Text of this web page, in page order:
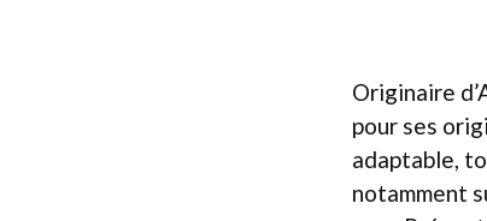
Originaire
pour ses
adaptable,
notamment